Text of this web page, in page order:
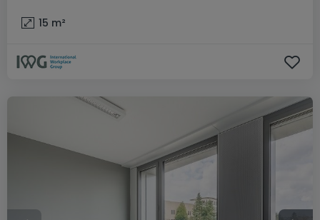
15 m²